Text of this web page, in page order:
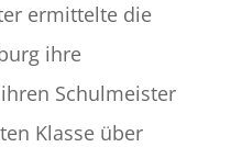
ermittelte die
ihre
Schulmeister
Klasse über